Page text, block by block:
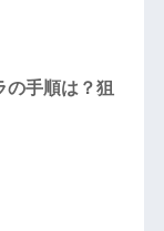
の手順は？狙